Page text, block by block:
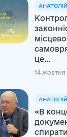
це...
14 жовтня
«В